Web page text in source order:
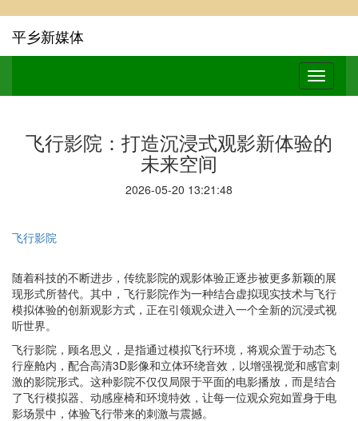
平乡新媒体
飞行影院：打造沉浸式观影新体验的
未来空间
2026-05-20 13:21:48
飞行影院
随着科技的不断进步，传统影院的观影体验正逐步被更多新颖的展
现形式所替代。其中，飞行影院作为一种结合虚拟现实技术与飞行
模拟体验的创新观影方式，正在引领观众进入一个全新的沉浸式视
听世界。
飞行影院，顾名思义，是指通过模拟飞行环境，将观众置于动态飞
行座舱内，配合高清3D影像和立体环绕音效，以增强视觉和感官刺
激的影院形式。这种影院不仅仅局限于平面的电影播放，而是结合
了飞行模拟器、动感座椅和环境特效，让每一位观众宛如置身于电
影场景中，体验飞行带来的刺激与震撼。